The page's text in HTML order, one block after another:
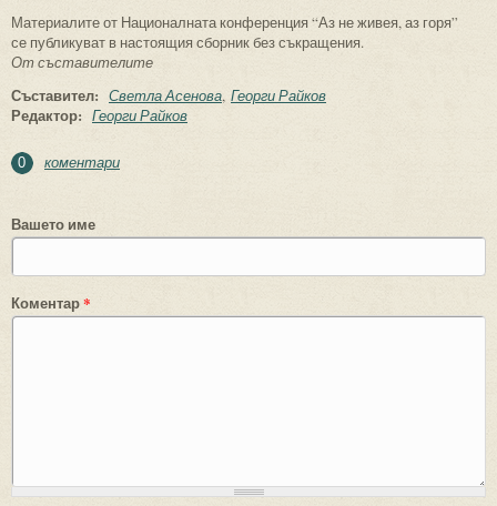
Материалите от Националната конференция “Аз не живея, аз горя”
се публикуват в настоящия сборник без съкращения.
От съставителите
Съставител: Светла Асенова Георги Райков
Редактор: Георги Райков
0 коментари
Вашето име
Коментар*